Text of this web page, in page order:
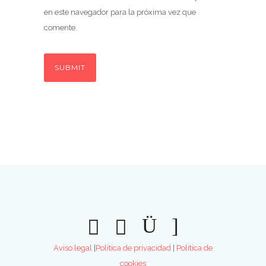
en este navegador para la próxima vez que
comente.
Aviso legal |Politica de privacidad | Politica de
cookies